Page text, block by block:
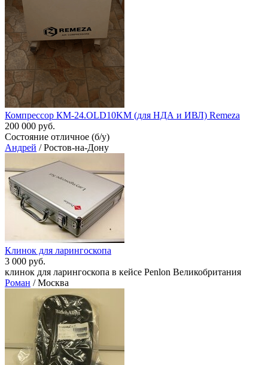
Компрессор КМ-24.OLD10KМ (для НДА и ИВЛ) Remeza
200 000 руб.
Состояние отличное (б/у)
Андрей / Ростов-на-Дону
Клинок для ларингоскопа
3 000 руб.
клинок для ларингоскопа в кейсе Penlon Великобритания
Роман / Москва